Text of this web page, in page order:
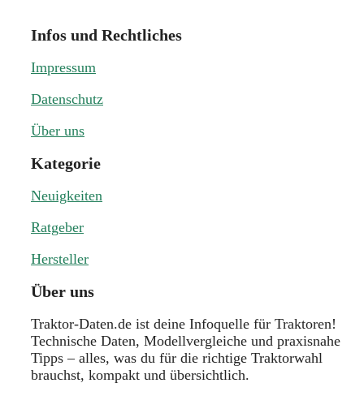
Infos und Rechtliches
Impressum
Datenschutz
Über uns
Kategorie
Neuigkeiten
Ratgeber
Hersteller
Über uns
Traktor-Daten.de ist deine Infoquelle für Traktoren!
Technische Daten, Modellvergleiche und praxisnahe
Tipps – alles, was du für die richtige Traktorwahl
brauchst, kompakt und übersichtlich.